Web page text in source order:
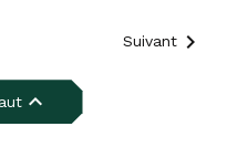
Suivant 
